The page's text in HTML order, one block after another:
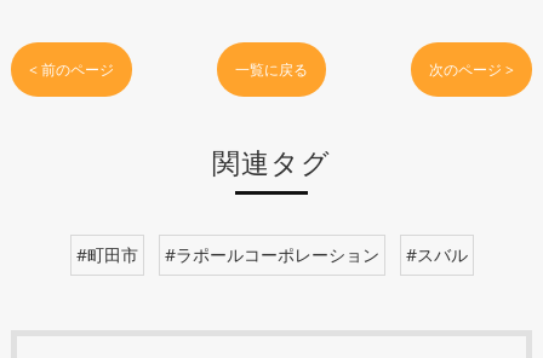
< 前のページ 一覧に戻る 次のページ >
関連タグ
#町田市 #ラポールコーポレーション #スバル